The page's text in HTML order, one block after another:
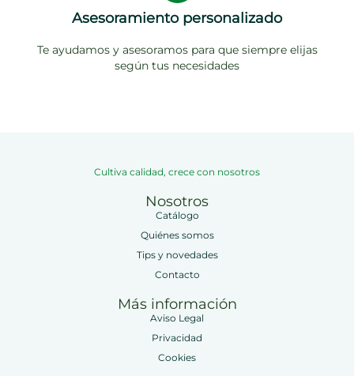
Asesoramiento personalizado
Te ayudamos y asesoramos para que siempre elijas
según tus necesidades
Cultiva calidad, crece con nosotros
Nosotros
Catálogo
Quiénes somos
Tips y novedades
Contacto
Más información
Aviso Legal
Privacidad
Cookies